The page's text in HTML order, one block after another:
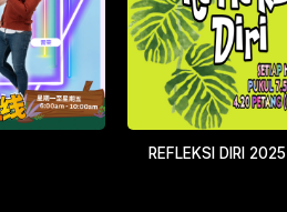
REFLEKSI DIRI 2025